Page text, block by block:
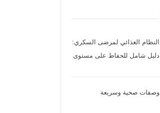
النظام الغذائي لمرضى السكري:
دليل شامل للحفاظ على مستوى
وصفات صحية وسريعة